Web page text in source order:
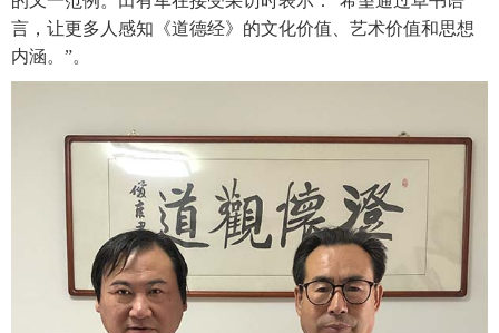
言，让更多人感知《道德经》的文化价值、艺术价值和思想
内涵。”。